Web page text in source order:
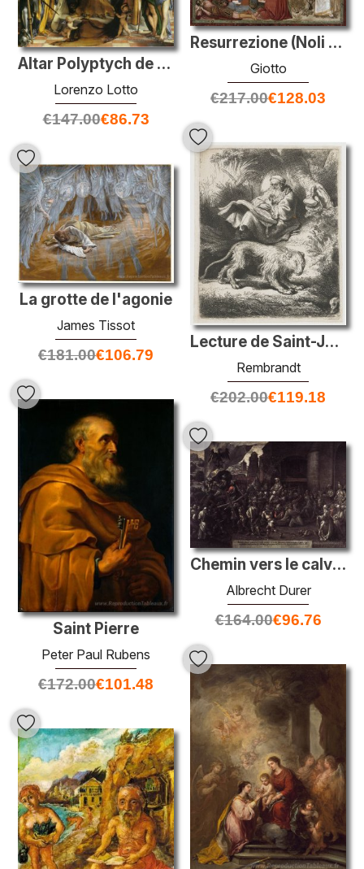
Altar Polyptych de San Bartolomeo, Bergame, panel principal: Mad
Lorenzo Lotto
€147.00€86.73
Resurrezione (Noli me tangere)
Giotto
€217.00€128.03
Lecture de Saint-Jérôme
Rembrandt
€202.00€119.18
La grotte de l'agonie
James Tissot
€181.00€106.79
Saint Pierre
Peter Paul Rubens
€172.00€101.48
Chemin vers le calvaire
Albrecht Durer
€164.00€96.76